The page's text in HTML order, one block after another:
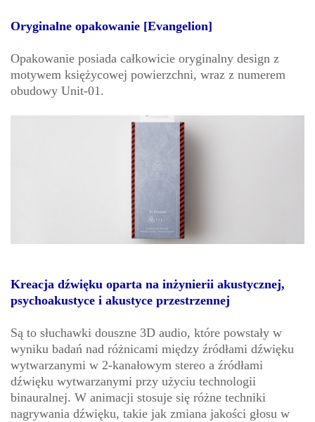
Oryginalne opakowanie [Evangelion]
Opakowanie posiada całkowicie oryginalny design z
motywem księżycowej powierzchni, wraz z numerem
obudowy Unit-01.
Kreacja dźwięku oparta na inżynierii akustycznej,
psychoakustyce i akustyce przestrzennej
Są to słuchawki douszne 3D audio, które powstały w
wyniku badań nad różnicami między źródłami dźwięku
wytwarzanymi w 2-kanałowym stereo a źródłami
dźwięku wytwarzanymi przy użyciu technologii
binauralnej. W animacji stosuje się różne techniki
nagrywania dźwięku, takie jak zmiana jakości głosu w